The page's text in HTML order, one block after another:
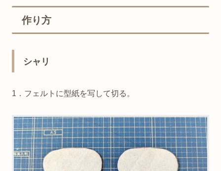
作り方
シャリ
1．フェルトに型紙を写して切る。